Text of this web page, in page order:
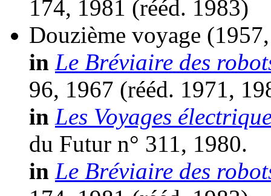
174, 1981 (rééd. 1983)
Douzième voyage
in Le Bréviaire des
96, 1967 (rééd. 1971,
in Les Voyages
du Futur n° 311, 1980.
in Le Bréviaire des